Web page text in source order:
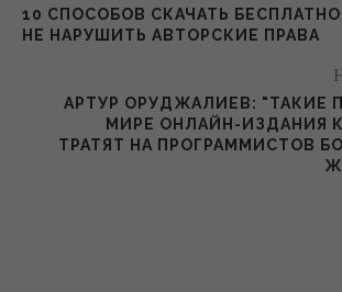
10 СПОСОБОВ СКАЧАТЬ
НЕ НАРУШИТЬ АВТОРСКИЕ ПРАВА
АРТУР ОРУДЖАЛИЕВ: "ТАКИЕ
МИРЕ ОНЛАЙН-ИЗДАНИЯ
ТРАТЯТ НА ПРОГРАММИСТОВ